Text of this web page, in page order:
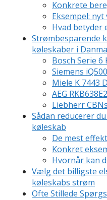
Konkrete
Eksempel:
Hvad betyder
Strømbesparende
køleskaber i
Bosch Serie 6
Siemens
Miele K 7443 D
AEG
Liebherr
Sådan reducerer
køleskab
De mest
Konkret
Hvornår kan
Vælg det billigste
køleskabs strøm
Ofte Stillede